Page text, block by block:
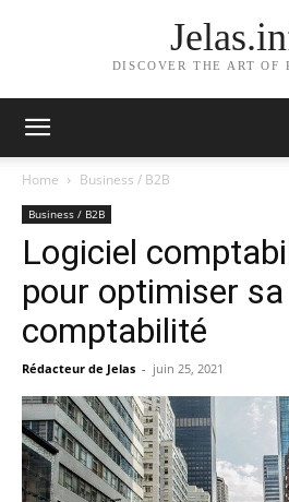
DISCOVER THE ART OF
Home Business / B2B
Business / B2B
Logiciel
pour optimiser sa
comptabilité
Rédacteur de Jelas - juin 25, 2021